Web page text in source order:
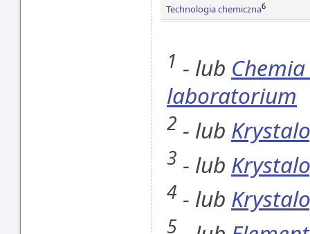
Technologia chemiczna6
1 - lub
laboratorium
2 - lub
3 - lub
4 - lub
5